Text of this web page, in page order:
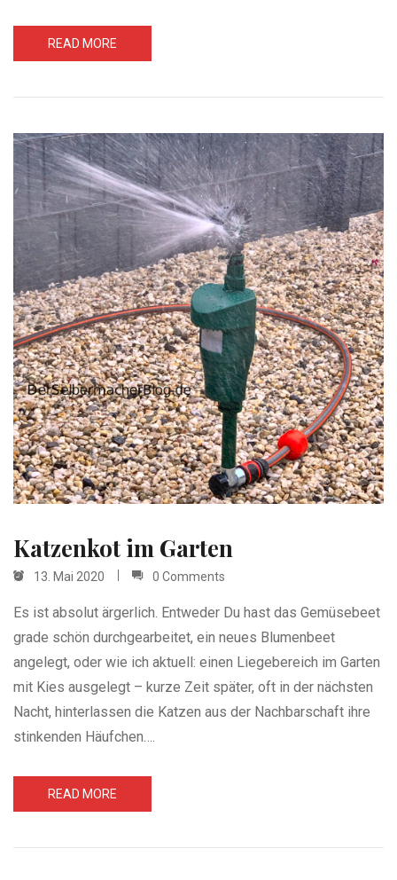
READ MORE
Katzenkot im Garten
13. Mai 2020 0 Comments
Es ist absolut ärgerlich. Entweder Du hast das Gemüsebeet
grade schön durchgearbeitet, ein neues Blumenbeet
angelegt, oder wie ich aktuell: einen Liegebereich im Garten
mit Kies ausgelegt – kurze Zeit später, oft in der nächsten
Nacht, hinterlassen die Katzen aus der Nachbarschaft ihre
stinkenden Häufchen….
READ MORE